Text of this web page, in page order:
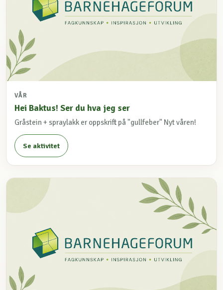
VÅR
Hei Baktus! Ser du hva jeg ser
Gråstein + spraylakk er oppskrift på "gullfeber" Nyt våren!
Se aktivitet